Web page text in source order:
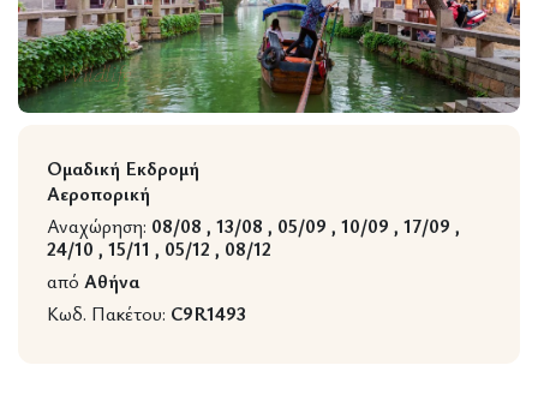
Wildlife
Ομαδική Εκδρομή
Αεροπορική
Αναχώρηση: 08/08 , 13/08 , 05/09 , 10/09 , 17/09 ,
24/10 , 15/11 , 05/12 , 08/12
από Αθήνα
Κωδ. Πακέτου: C9R1493